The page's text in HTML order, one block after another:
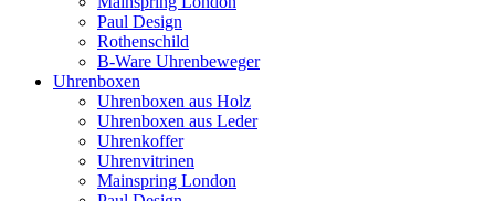
Paul Design
Rothenschild
B-Ware Uhrenbeweger
Uhrenboxen
Uhrenboxen aus Holz
Uhrenboxen aus Leder
Uhrenkoffer
Uhrenvitrinen
Mainspring London